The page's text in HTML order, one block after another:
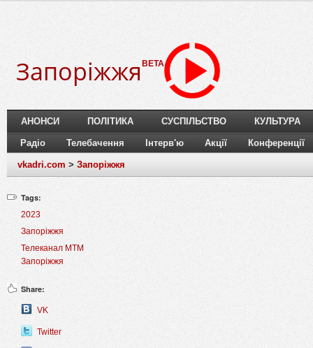
Запоріжжя BETA
АНОНСИ ПОЛІТИКА СУСПІЛЬСТВО КУЛЬТУРА
Радіо Телебачення Інтерв'ю Акції Конференції
vkadri.com > Запоріжжя
Tags:
2023
Запоріжжя
Телеканал МТМ
Запоріжжя
Share:
VK
Twitter